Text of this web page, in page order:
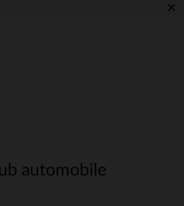
×
automobile